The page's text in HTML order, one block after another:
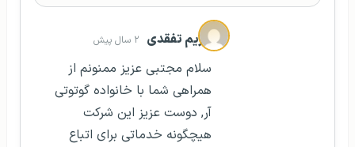
مریم تفقدی ۲ سال پیش
سلام مجتبی عزیز ممنونم از
همراهی شما با خانواده گوتوتی
آر, دوست عزیز این شرکت
هیچگونه خدماتی برای اتباع